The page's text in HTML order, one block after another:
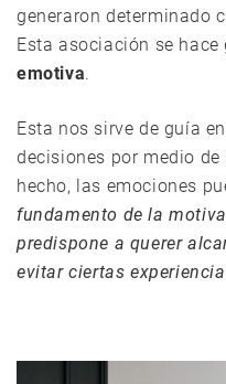
generaron determinado
Esta asociación se
emotiva.
Esta nos sirve de guía
decisiones por medio
hecho, las emociones
fundamento de la
predispone a querer
evitar ciertas